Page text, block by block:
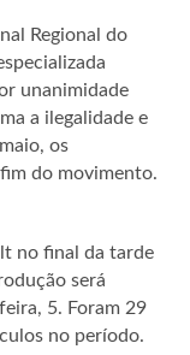
Regional do
unanimidade
a ilegalidade e
os
do movimento.
no final da tarde
será
5. Foram 29
no período.